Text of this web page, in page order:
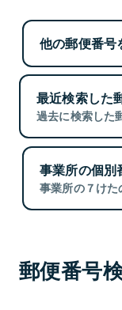
他の郵便番号
最近検索した
過去に検索した
事業所の個別
事業所の７けた
郵便番号